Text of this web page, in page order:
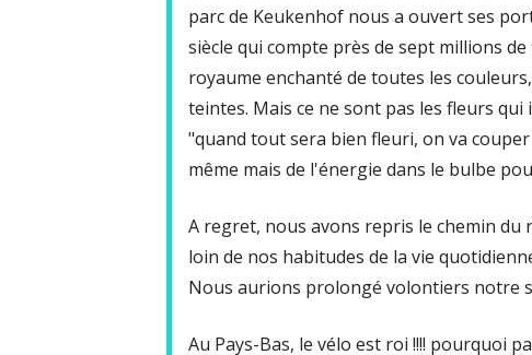
parc de Keukenhof nous a ouvert ses
siècle qui compte près de sept millions
royaume enchanté de toutes les
teintes. Mais ce ne sont pas les fleurs
"quand tout sera bien fleuri, on va
même mais de l'énergie dans le bulbe
A regret, nous avons repris le chemin
loin de nos habitudes de la vie
Nous aurions prolongé volontiers notre
Au Pays-Bas, le vélo est roi !!!! pourquoi